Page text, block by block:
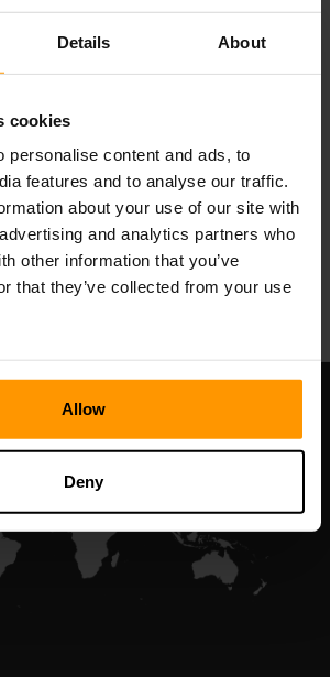
Details About
cookies
personalise content and ads, to
features and to analyse our traffic.
about your use of our site with
and analytics partners who
other information that you’ve
that they’ve collected from your use
Allow
Deny
Valheim
на сървър
All Games